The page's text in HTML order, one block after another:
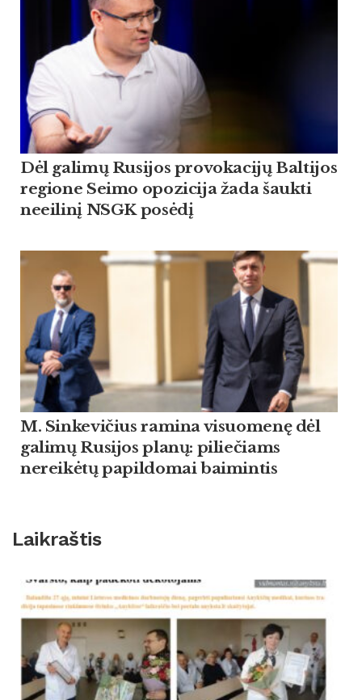
Dėl galimų Rusijos provokacijų Baltijos
regione Seimo opozicija žada šaukti
neeilinį NSGK posėdį
M. Sinkevičius ramina visuomenę dėl
galimų Rusijos planų: piliečiams
nereikėtų papildomai baimintis
Laikraštis